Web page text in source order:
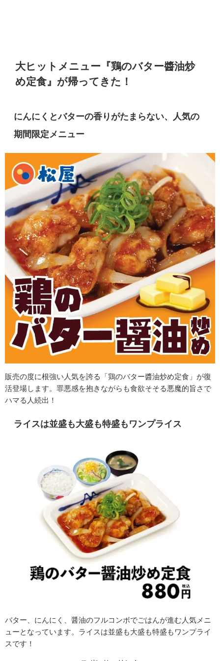
大ヒットメニュー『鶏のバター醬油炒
め定食』が帰ってきた！
にんにくとバターの香りがたまらない、人気の
期間限定メニュー
販売の度に根強い人気を誇る「鶏のバター醬油炒め定食」が復
活登場します。 罪悪感を抱きながらも食欲そそる悪魔的旨さで
ハマる人続出！
ライスは並盛も大盛も特盛もワンプライス
バター、にんにく、醤油のフルコンボでごはんが進む人気メニ
ューとなっています。 ライスは並盛も大盛も特盛もワンプライ
スです！